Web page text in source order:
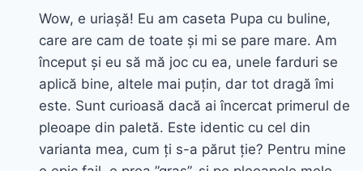
Wow, e uriașă! Eu am caseta Pupa cu buline,
care are cam de toate și mi se pare mare. Am
început și eu să mă joc cu ea, unele farduri se
aplică bine, altele mai puțin, dar tot dragă îmi
este. Sunt curioasă dacă ai încercat primerul de
pleoape din paletă. Este identic cu cel din
varianta mea, cum ți s-a părut ție? Pentru mine